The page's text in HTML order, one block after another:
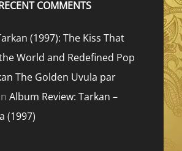
COMMENTS
(1997): The Kiss That
World and Redefined Pop
The Golden Uvula par
Album Review: Tarkan –
(1997)